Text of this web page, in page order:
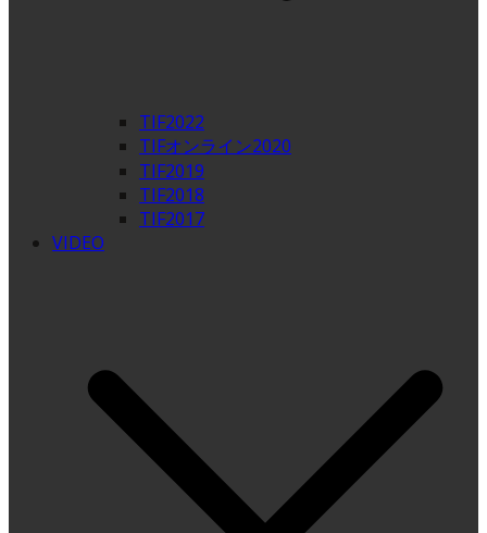
TIF2022
TIFオンライン2020
TIF2019
TIF2018
TIF2017
VIDEO